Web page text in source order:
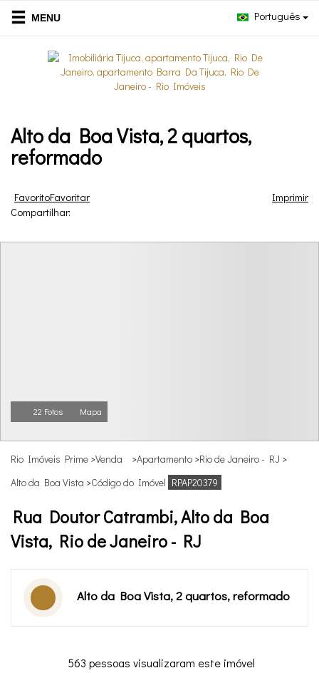
Português
Alto da Boa Vista, 2 quartos,
reformado
FavoritoFavoritar
Imprimir
Compartilhar:
22 Fotos Mapa
Rio Imóveis Prime >Venda >Apartamento >Rio de Janeiro - RJ >
Alto da Boa Vista >Código do Imóvel RPAP20379
Rua Doutor Catrambi, Alto da Boa
Vista, Rio de Janeiro - RJ
Alto da Boa Vista, 2 quartos, reformado
563 pessoas visualizaram este imóvel